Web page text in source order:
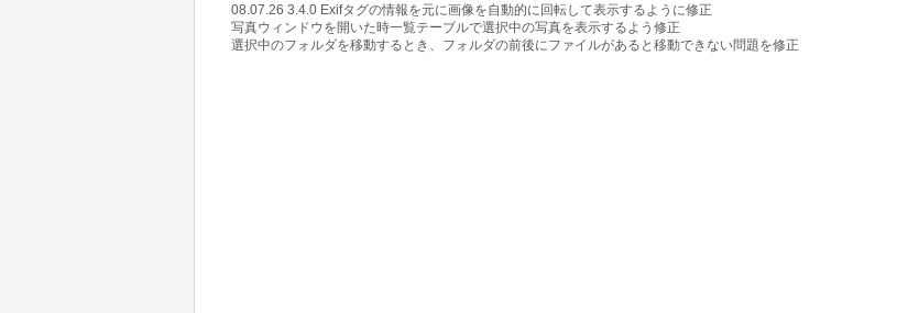
08.07.26 3.4.0 Exifタグの情報を元に画像を自動的に回転して表示するように修正
写真ウィンドウを開いた時一覧テーブルで選択中の写真を表示するよう修正
選択中のフォルダを移動するとき、フォルダの前後にファイルがあると移動できない問題を修正